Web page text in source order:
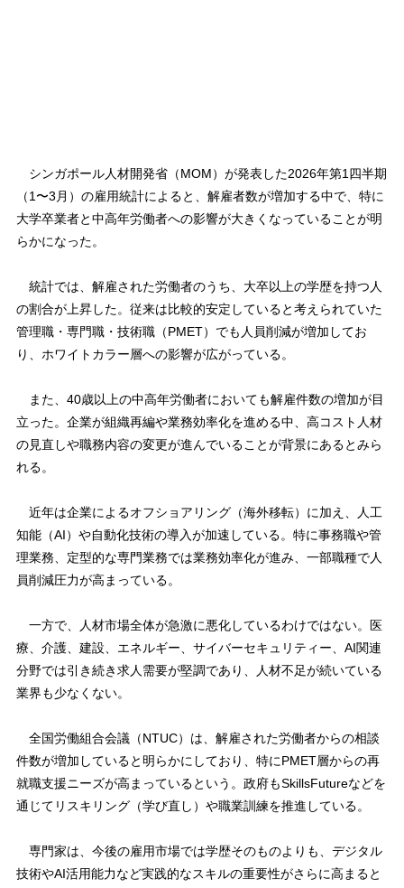
シンガポール人材開発省（MOM）が発表した2026年第1四半期
（1〜3月）の雇用統計によると、解雇者数が増加する中で、特に
大学卒業者と中高年労働者への影響が大きくなっていることが明
らかになった。
統計では、解雇された労働者のうち、大卒以上の学歴を持つ人
の割合が上昇した。従来は比較的安定していると考えられていた
管理職・専門職・技術職（PMET）でも人員削減が増加してお
り、ホワイトカラー層への影響が広がっている。
また、40歳以上の中高年労働者においても解雇件数の増加が目
立った。企業が組織再編や業務効率化を進める中、高コスト人材
の見直しや職務内容の変更が進んでいることが背景にあるとみら
れる。
近年は企業によるオフショアリング（海外移転）に加え、人工
知能（AI）や自動化技術の導入が加速している。特に事務職や管
理業務、定型的な専門業務では業務効率化が進み、一部職種で人
員削減圧力が高まっている。
一方で、人材市場全体が急激に悪化しているわけではない。医
療、介護、建設、エネルギー、サイバーセキュリティー、AI関連
分野では引き続き求人需要が堅調であり、人材不足が続いている
業界も少なくない。
全国労働組合会議（NTUC）は、解雇された労働者からの相談
件数が増加していると明らかにしており、特にPMET層からの再
就職支援ニーズが高まっているという。政府もSkillsFutureなどを
通じてリスキリング（学び直し）や職業訓練を推進している。
専門家は、今後の雇用市場では学歴そのものよりも、デジタル
技術やAI活用能力など実践的なスキルの重要性がさらに高まると